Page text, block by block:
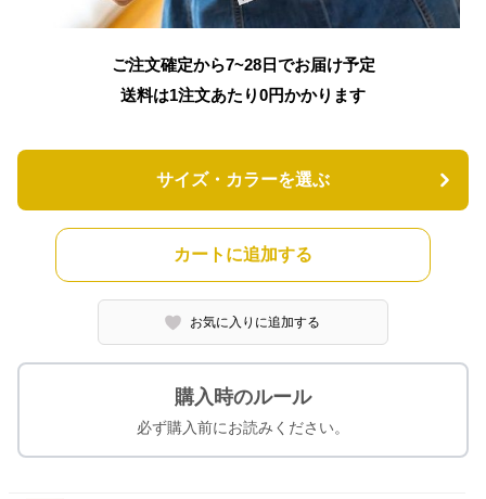
ご注文確定から7~28日でお届け予定
送料は1注文あたり0円かかります
サイズ・カラーを選ぶ
カートに追加する
お気に入りに追加する
購入時のルール
必ず購入前にお読みください。